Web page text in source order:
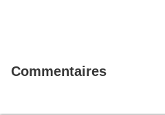
Commentaires